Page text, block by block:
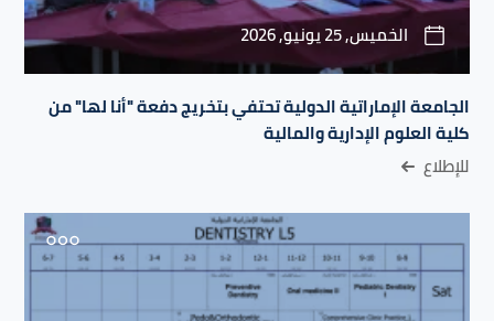
الخميس, 25 يونيو, 2026
الجامعة الإماراتية الدولية تحتفي بتخريج دفعة "أنا لها" من
كلية العلوم الإدارية والمالية
للإطلاع